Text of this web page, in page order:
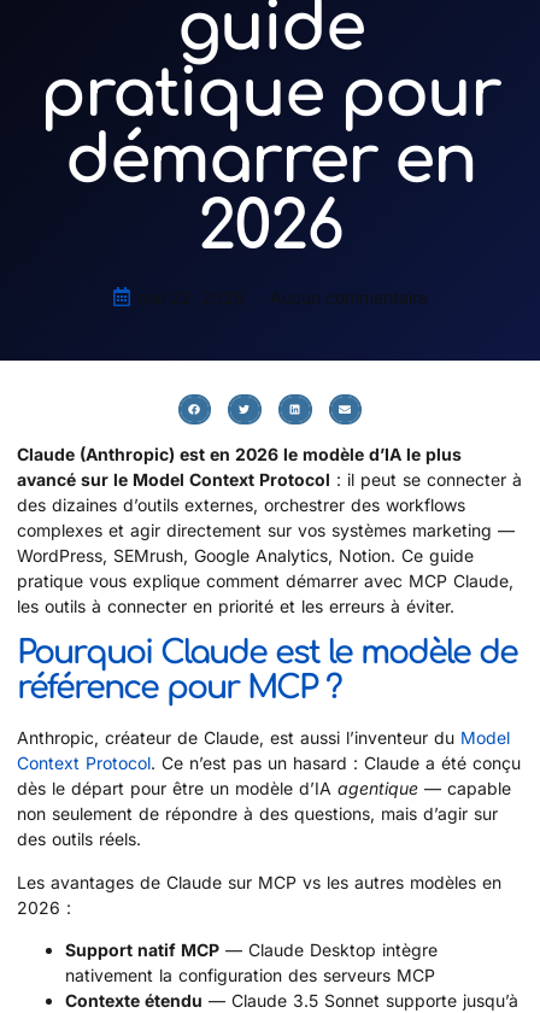
guide
pratique pour
démarrer en
2026
mai 22, 2026 Aucun commentaire
Claude (Anthropic) est en 2026 le modèle d’IA le plus
avancé sur le Model Context Protocol : il peut se connecter à
des dizaines d’outils externes, orchestrer des workflows
complexes et agir directement sur vos systèmes marketing —
WordPress, SEMrush, Google Analytics, Notion. Ce guide
pratique vous explique comment démarrer avec MCP Claude,
les outils à connecter en priorité et les erreurs à éviter.
Pourquoi Claude est le modèle de
référence pour MCP ?
Anthropic, créateur de Claude, est aussi l’inventeur du Model
Context Protocol. Ce n’est pas un hasard : Claude a été conçu
dès le départ pour être un modèle d’IA agentique — capable
non seulement de répondre à des questions, mais d’agir sur
des outils réels.
Les avantages de Claude sur MCP vs les autres modèles en
2026 :
Support natif MCP — Claude Desktop intègre
nativement la configuration des serveurs MCP
Contexte étendu — Claude 3.5 Sonnet supporte jusqu’à